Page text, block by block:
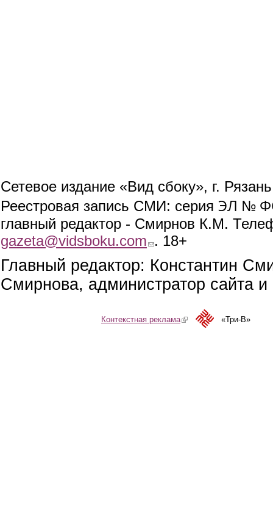
Сетевое издание «Вид сбоку», г.
Реестровая запись СМИ: серия ЭЛ №
главный редактор - Смирнов К.М.
gazeta@vidsboku.com (link sends e-mail)
. 18+
Главный редактор: Константин
Смирнова, администратор сайта
Контекстная реклама(link is external)«Три-В»